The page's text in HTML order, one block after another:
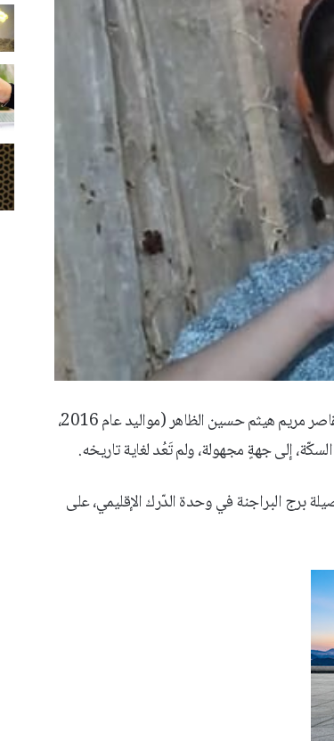
تُعمِّم المديريّة العامّة لقوى الأمن الدّاخلي بناءً على إشارة القضاء المختص صورة المفقودة القاصر مريم هيثم حسين الظاهر (مواليد عام 2016،
برج البراجنة في وحدة الدّرك الإقليمي، على